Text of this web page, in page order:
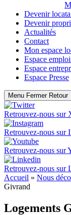
Devenir
Devenir
Actualités
Contact
Mon espace
Espace
Espace
Espace Presse
Menu Fermer Retour
Retrouvez-nous sur
Retrouvez-nous sur
Retrouvez-nous sur
Retrouvez-nous sur
Accueil » Nous
Givrand
Logements